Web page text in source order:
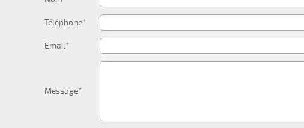
Téléphone*
Email*
Message*